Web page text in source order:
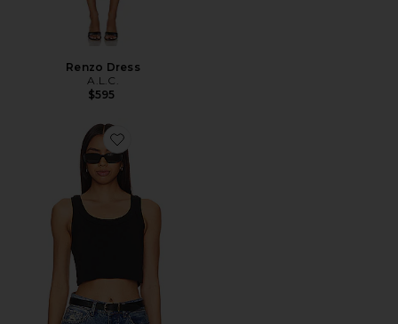
Renzo Dress
A.L.C.
$595
Favorite Halsey Tank